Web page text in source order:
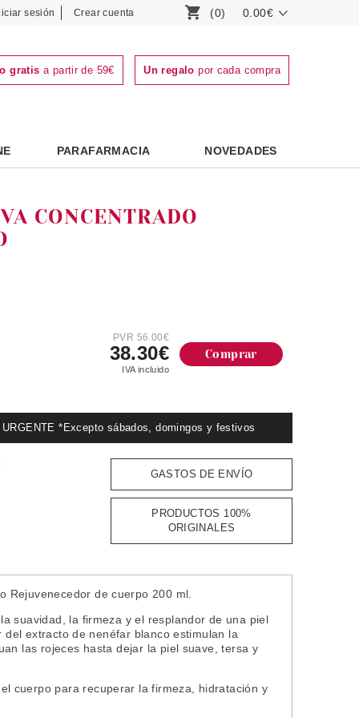
sesión Crear cuenta (0) 0.00€
gratis a partir de 59€ Un regalo por cada compra
PARAFARMACIA NOVEDADES
CONCENTRADO
PVR 56.00€
38.30€
IVA incluido
Comprar
*Excepto sábados, domingos y festivos
GASTOS DE ENVÍO
PRODUCTOS 100%
ORIGINALES
Rejuvenecedor de cuerpo 200 ml.
suavidad, la firmeza y el resplandor de una piel
extracto de nenéfar blanco estimulan la
las rojeces hasta dejar la piel suave, tersa y
cuerpo para recuperar la firmeza, hidratación y